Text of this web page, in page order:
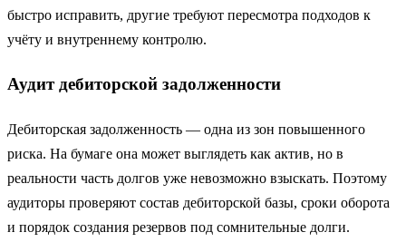
быстро исправить, другие требуют пересмотра подходов к
учёту и внутреннему контролю.
Аудит дебиторской задолженности
Дебиторская задолженность — одна из зон повышенного
риска. На бумаге она может выглядеть как актив, но в
реальности часть долгов уже невозможно взыскать. Поэтому
аудиторы проверяют состав дебиторской базы, сроки оборота
и порядок создания резервов под сомнительные долги.